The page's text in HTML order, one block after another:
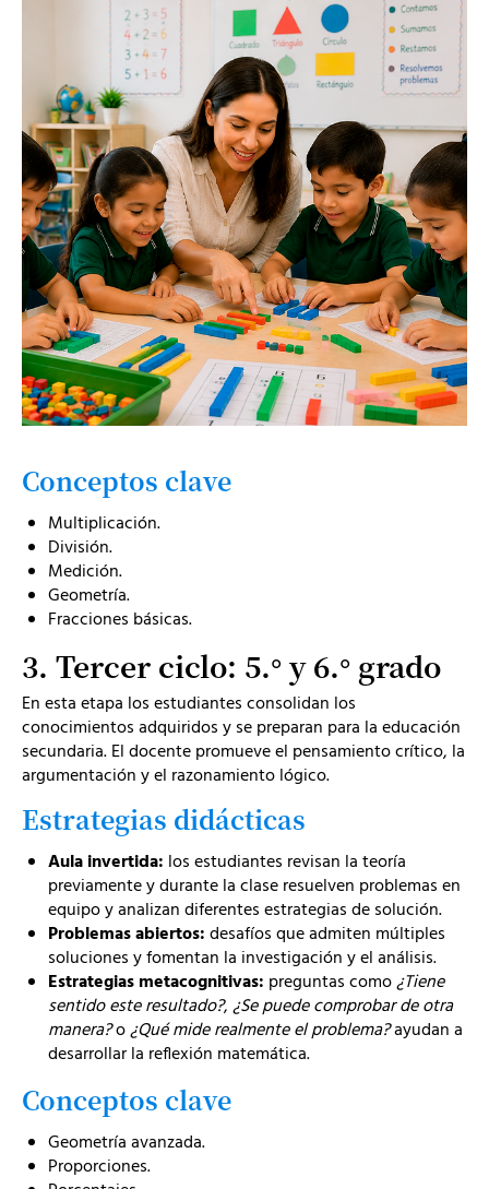
Conceptos clave
Multiplicación.
División.
Medición.
Geometría.
Fracciones básicas.
3. Tercer ciclo: 5.° y 6.° grado
En esta etapa los estudiantes consolidan los
conocimientos adquiridos y se preparan para la educación
secundaria. El docente promueve el pensamiento crítico, la
argumentación y el razonamiento lógico.
Estrategias didácticas
Aula invertida: los estudiantes revisan la teoría
previamente y durante la clase resuelven problemas en
equipo y analizan diferentes estrategias de solución.
Problemas abiertos:desafíos que admiten múltiples
soluciones y fomentan la investigación y el análisis.
Estrategias metacognitivas: preguntas como¿Tiene
sentido este resultado?,¿Se puede comprobar de otra
manera?o¿Qué mide realmente el problema?ayudan a
desarrollar la reflexión matemática.
Conceptos clave
Geometría avanzada.
Proporciones.